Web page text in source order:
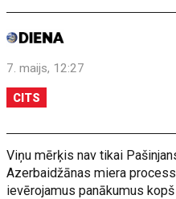
7. maijs, 12:27
CITS
Viņu mērķis nav tikai
Azerbaidžānas miera
ievērojamus panākumus